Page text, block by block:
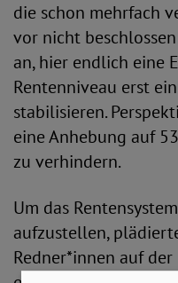
die schon mehrfach
vor nicht
an, hier endlich eine
Rentenniveau erst
stabilisieren.
eine Anhebung auf
zu verhindern.
Um das
aufzustellen,
Redner*innen auf